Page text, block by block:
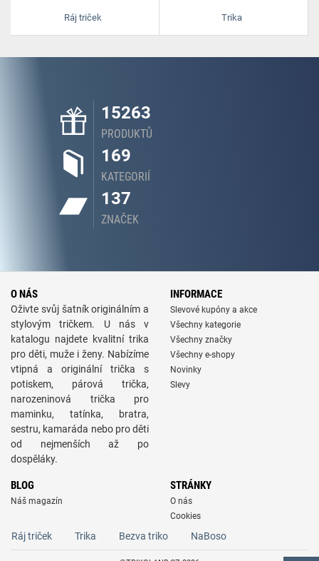
Ráj triček Trika
15263
PRODUKTŮ
169
KATEGORIÍ
137
ZNAČEK
O NÁS
Oživte svůj šatník originálním a
stylovým tričkem. U nás v
katalogu najdete kvalitní trika
pro děti, muže i ženy. Nabízíme
vtipná a originální trička s
potiskem, párová trička,
narozeninová trička pro
maminku, tatínka, bratra,
sestru, kamaráda nebo pro děti
od nejmenších až po
dospěláky.
INFORMACE
Slevové kupóny a akce
Všechny kategorie
Všechny značky
Všechny e-shopy
Novinky
Slevy
BLOG
Náš magazín
STRÁNKY
O nás
Cookies
Ráj triček Trika Bezva triko NaBoso